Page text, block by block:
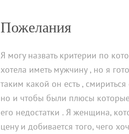
Пожелания
Я могу назвать критерии по
хотела иметь мужчину , но я
таким какой он есть ,
но и чтобы были плюсы
его недостатки . Я женщина,
цену и добивается того, чего